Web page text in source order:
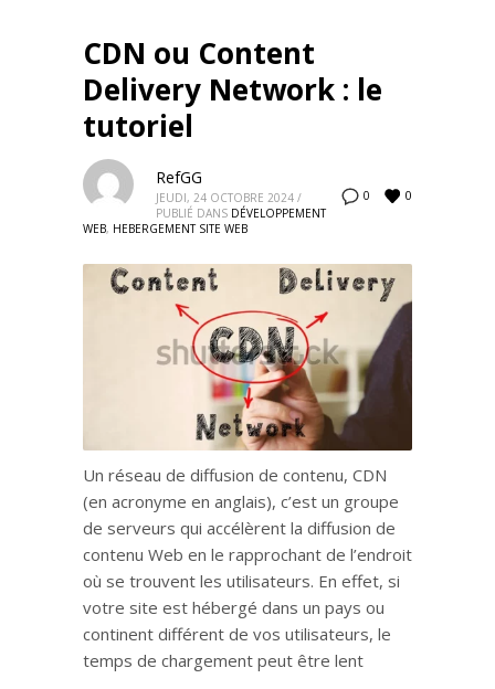
CDN ou Content
Delivery Network : le
tutoriel
0 0
RefGG
JEUDI, 24 OCTOBRE 2024 /
PUBLIÉ DANS DÉVELOPPEMENT
WEB, HEBERGEMENT SITE WEB
Un réseau de diffusion de contenu, CDN
(en acronyme en anglais), c’est un groupe
de serveurs qui accélèrent la diffusion de
contenu Web en le rapprochant de l’endroit
où se trouvent les utilisateurs. En effet, si
votre site est hébergé dans un pays ou
continent différent de vos utilisateurs, le
temps de chargement peut être lent